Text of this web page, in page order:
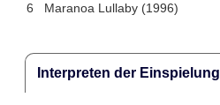
6
Maranoa Lullaby (1996)
Interpreten der Einspielung